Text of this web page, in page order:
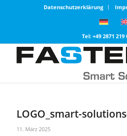
Datenschutzerklärung
Tel: +49 2871 219
LOGO_smart-
11. März 2025